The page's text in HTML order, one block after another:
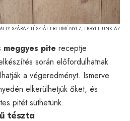
SZÁRAZ TÉSZTÁT EREDMÉNYEZ; FIGYELJÜNK AZ
meggyes pite receptje
során előfordulhatnak
a végeredményt. Ismerve
elkerülhetjük őket, és
pitét süthetünk.
tészta